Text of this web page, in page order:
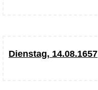
Dienstag, 14.08.1657